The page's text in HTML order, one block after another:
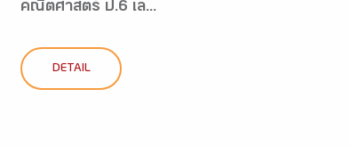
คณิตศาสตร์ ป.6 เล...
DETAIL